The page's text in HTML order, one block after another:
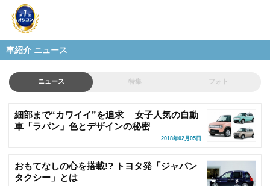
車紹介 ニュース
ニュース 特集 フォト
細部まで“カワイイ”を追求 女子人気の自動
車「ラパン」色とデザインの秘密
2018年02月05日
おもてなしの心を搭載!? トヨタ発「ジャパン
タクシー」とは